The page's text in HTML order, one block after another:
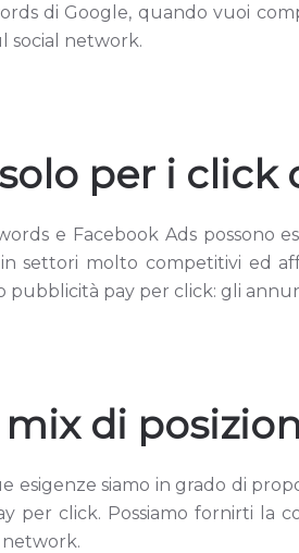
di Google, quando vuoi
social network.
per i click
e Facebook Ads
settori molto competitivi ed
pubblicità pay per click: gli
di
esigenze siamo in grado di
per click. Possiamo fornirti la
network.